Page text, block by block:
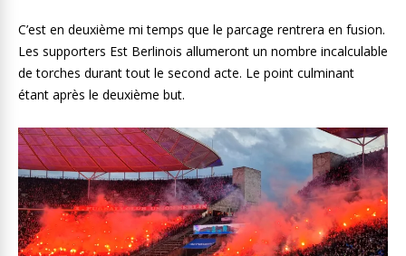
C’est en deuxième mi temps que le parcage rentrera en fusion.
Les supporters Est Berlinois allumeront un nombre incalculable
de torches durant tout le second acte. Le point culminant
étant après le deuxième but.